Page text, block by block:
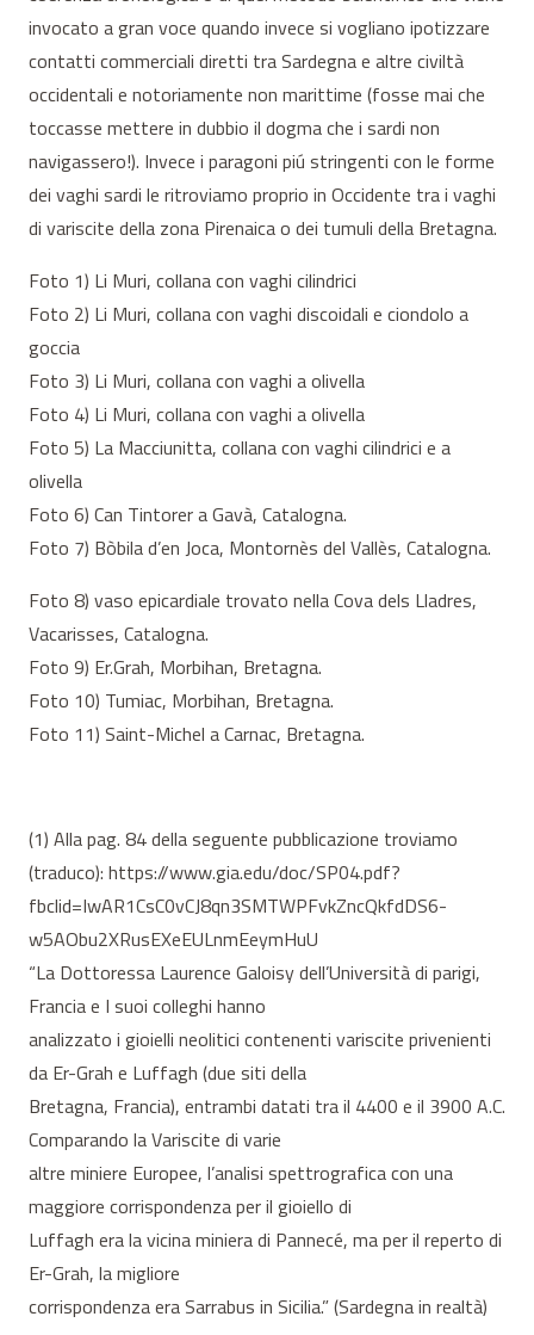
invocato a gran voce quando invece si vogliano ipotizzare
contatti commerciali diretti tra Sardegna e altre civiltà
occidentali e notoriamente non marittime (fosse mai che
toccasse mettere in dubbio il dogma che i sardi non
navigassero!). Invece i paragoni piú stringenti con le forme
dei vaghi sardi le ritroviamo proprio in Occidente tra i vaghi
di variscite della zona Pirenaica o dei tumuli della Bretagna.
Foto 1) Li Muri, collana con vaghi cilindrici
Foto 2) Li Muri, collana con vaghi discoidali e ciondolo a
goccia
Foto 3) Li Muri, collana con vaghi a olivella
Foto 4) Li Muri, collana con vaghi a olivella
Foto 5) La Macciunitta, collana con vaghi cilindrici e a
olivella
Foto 6) Can Tintorer a Gavà, Catalogna.
Foto 7) Bòbila d’en Joca, Montornès del Vallès, Catalogna.
Foto 8) vaso epicardiale trovato nella Cova dels Lladres,
Vacarisses, Catalogna.
Foto 9) Er.Grah, Morbihan, Bretagna.
Foto 10) Tumiac, Morbihan, Bretagna.
Foto 11) Saint-Michel a Carnac, Bretagna.
(1) Alla pag. 84 della seguente pubblicazione troviamo
(traduco): https://www.gia.edu/doc/SP04.pdf?
fbclid=IwAR1CsC0vCJ8qn3SMTWPFvkZncQkfdDS6-
w5AObu2XRusEXeEULnmEeymHuU
“La Dottoressa Laurence Galoisy dell’Università di parigi,
Francia e I suoi colleghi hanno
analizzato i gioielli neolitici contenenti variscite privenienti
da Er-Grah e Luffagh (due siti della
Bretagna, Francia), entrambi datati tra il 4400 e il 3900 A.C.
Comparando la Variscite di varie
altre miniere Europee, l’analisi spettrografica con una
maggiore corrispondenza per il gioiello di
Luffagh era la vicina miniera di Pannecé, ma per il reperto di
Er-Grah, la migliore
corrispondenza era Sarrabus in Sicilia.” (Sardegna in realtà)